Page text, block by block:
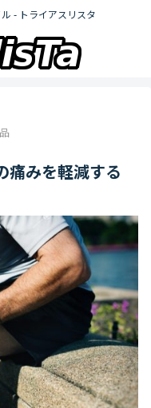
- トライアスリスタ
痛みを軽減する